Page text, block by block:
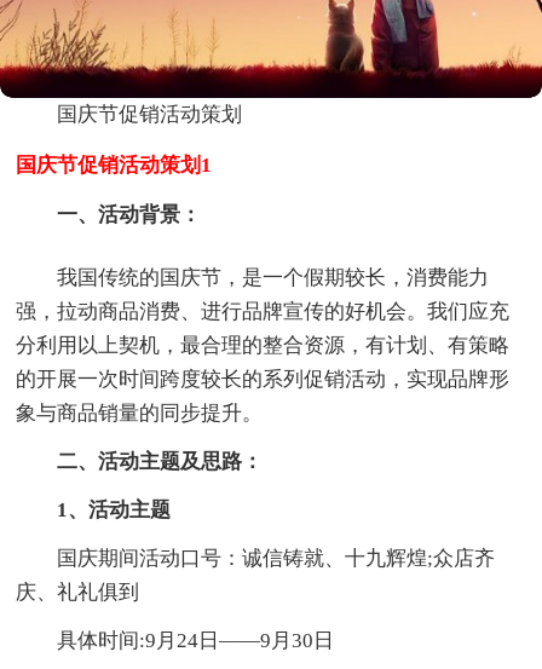
国庆节促销活动策划
国庆节促销活动策划1
一、活动背景：
我国传统的国庆节，是一个假期较长，消费能力
强，拉动商品消费、进行品牌宣传的好机会。我们应充
分利用以上契机，最合理的整合资源，有计划、有策略
的开展一次时间跨度较长的系列促销活动，实现品牌形
象与商品销量的同步提升。
二、活动主题及思路：
1、活动主题
国庆期间活动口号：诚信铸就、十九辉煌;众店齐
庆、礼礼俱到
具体时间:9月24日——9月30日